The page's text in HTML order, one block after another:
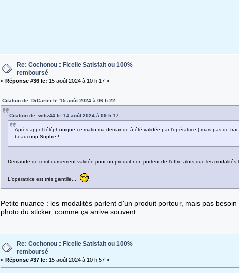
Re: Cochonou : Ficelle Satisfait ou 100%
remboursé
« Réponse #36 le: 15 août 2024 à 10 h 17 »
Citation de: DrCarter le 15 août 2024 à 06 h 22
Citation de: wiliz44 le 14 août 2024 à 09 h 17
Après appel téléphonique ce matin ma demande à été validée par l'opératrice ( mais pas de
beaucoup Sophie !
Demande de remboursement validée pour un produit non porteur de l'offre alors que les
L'opératrice est très gentille...
Petite nuance : les modalités parlent d'un produit porteur, mais pas
photo du sticker, comme ça arrive souvent.
Re: Cochonou : Ficelle Satisfait ou 100%
remboursé
«Réponse #37 le: 15 août 2024 à 10 h 57 »